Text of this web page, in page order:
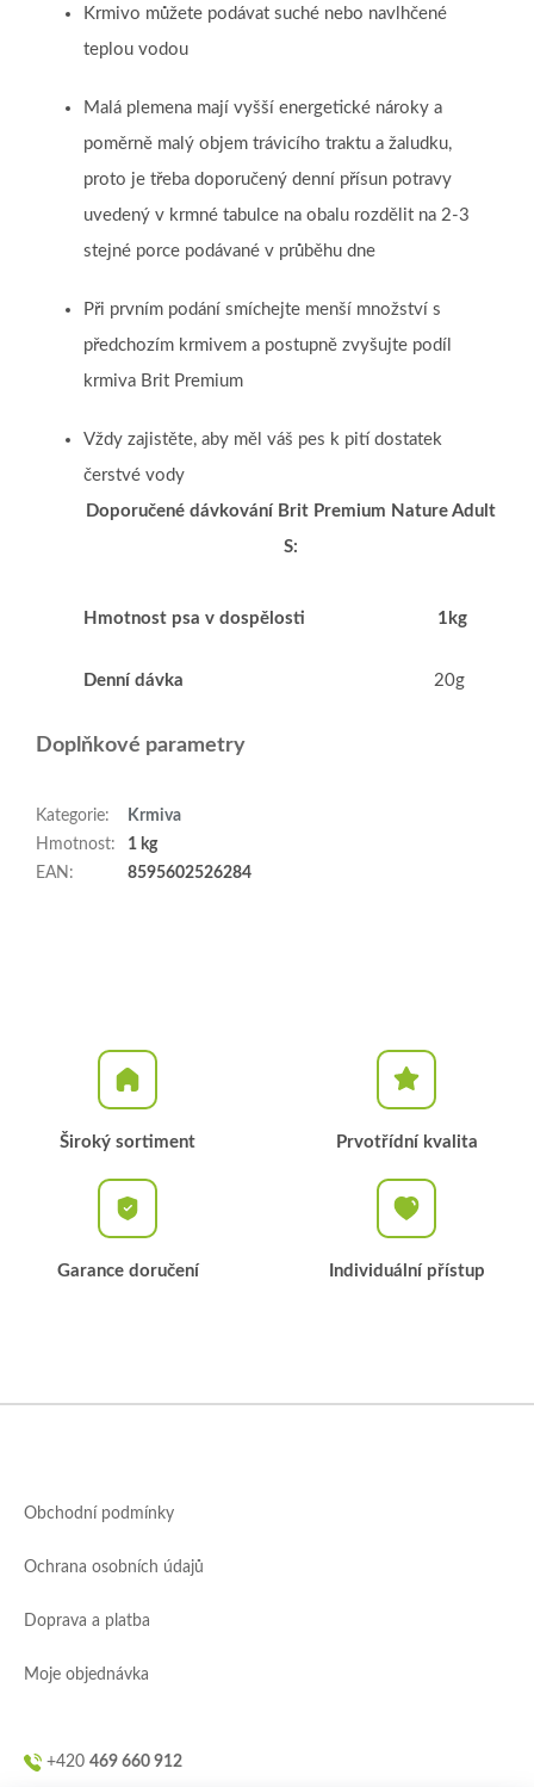
Krmivo můžete podávat suché nebo navlhčené
teplou vodou
Malá plemena mají vyšší energetické nároky a
poměrně malý objem trávicího traktu a žaludku,
proto je třeba doporučený denní přísun potravy
uvedený v krmné tabulce na obalu rozdělit na 2-3
stejné porce podávané v průběhu dne
Při prvním podání smíchejte menší množství s
předchozím krmivem a postupně zvyšujte podíl
krmiva Brit Premium
Vždy zajistěte, aby měl váš pes k pití dostatek
čerstvé vody
Doporučené dávkování Brit Premium Nature Adult
S:
Hmotnost psa v dospělosti 1kg
Denní dávka 20g
Doplňkové parametry
Kategorie:
Krmiva
Hmotnost:
1 kg
EAN : 8595602526284
Široký sortiment Prvotřídní kvalita
Garance doručení Individuální přístup
Obchodní podmínky
Ochrana osobních údajů
Doprava a platba
Moje objednávka
+420 469 660 912